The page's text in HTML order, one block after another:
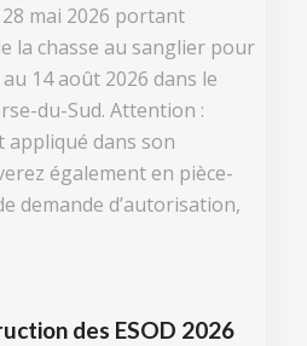
mai 2026 portant
la chasse au sanglier pour
14 août 2026 dans le
du-Sud. Attention :
appliqué dans son
également en pièce-
demande d’autorisation,
des ESOD 2026